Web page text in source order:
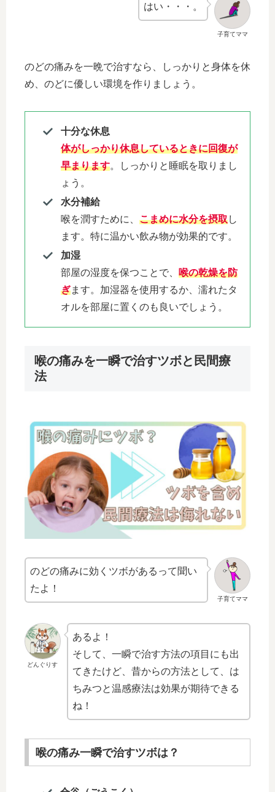
子育てママ
はい・・・。
のどの痛みを一晩で治すなら、しっかりと身体を休
め、のどに優しい環境を作りましょう。
十分な休息
体がしっかり休息しているときに回復が
早まります。しっかりと睡眠を取りまし
ょう。
水分補給
喉を潤すために、 こまめに水分を摂取し
ます。特に温かい飲み物が効果的です。
加湿
部屋の湿度を保つことで、 喉の乾燥を防
ぎます。加湿器を使用するか、濡れたタ
オルを部屋に置くのも良いでしょう。
喉の痛みを一瞬で治すツボと民間療
法
子育てママ
のどの痛みに効くツボがあるって聞い
たよ！
どんぐりす
あるよ！
そして、一瞬で治す方法の項目にも出
てきたけど、昔からの方法として、は
ちみつと温感療法は効果が期待できる
ね！
喉の痛み一瞬で治すツボは？